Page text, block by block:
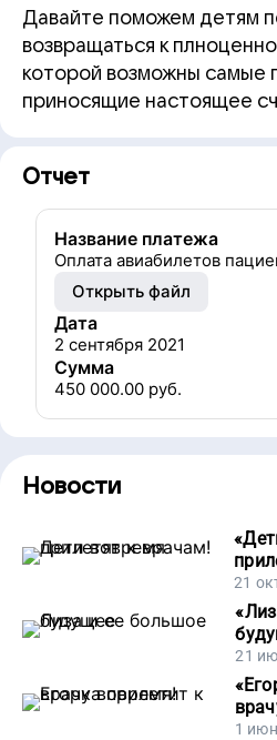
Давайте поможем детям
возвращаться к
которой возможны самые
приносящие настоящее
Отчет
Название платежа
Оплата авиабилетов
Открыть файл
Дата
2 сентября 2021
Сумма
450 000.00 руб.
Новости
«
21
«
21
«
1